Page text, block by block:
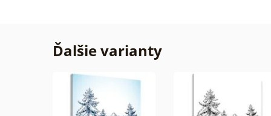
Ďalšie varianty